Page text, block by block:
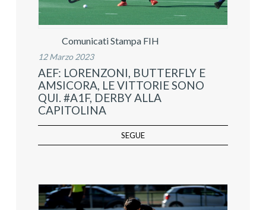
Comunicati Stampa FIH
12 Marzo 2023
AEF: LORENZONI, BUTTERFLY E
AMSICORA, LE VITTORIE SONO
QUI. #A1F, DERBY ALLA
CAPITOLINA
SEGUE